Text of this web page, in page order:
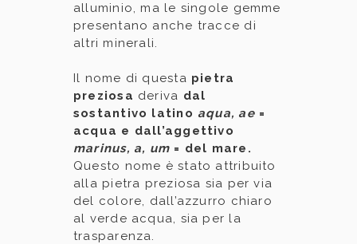
alluminio, ma le singole gemme
presentano anche tracce di
altri minerali.
Il nome di questa pietra
preziosa deriva dal
sostantivo latino aqua, ae=
acqua e dall’aggettivo
marinus, a, um = del mare.
Questo nome è stato attribuito
alla pietra preziosa sia per via
del colore, dall’azzurro chiaro
al verde acqua, sia per la
trasparenza.